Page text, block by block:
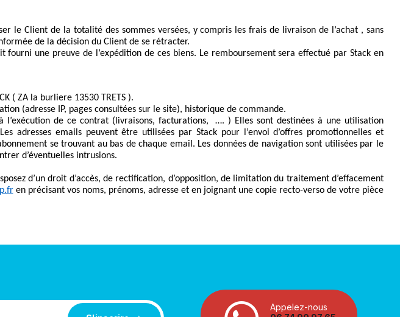
le Client de la totalité des sommes versées, y compris les frais de livraison de l’achat , sans
de la décision du Client de se rétracter.
une preuve de l’expédition de ces biens. Le remboursement sera effectué par Stack en
( ZA la burliere 13530 TRETS ).
(adresse IP, pages consultées sur le site), historique de commande.
de ce contrat (livraisons, facturations,  …. ) Elles sont destinées à une utilisation
adresses emails peuvent être utilisées par Stack pour l’envoi d’offres promotionnelles et
se trouvant au bas de chaque email. Les données de navigation sont utilisées par le
d’éventuelles intrusions.
d’un droit d’accès, de rectification, d’opposition, de limitation du traitement d’effacement
en précisant vos noms, prénoms, adresse et en joignant une copie recto-verso de votre pièce
Appelez-nous